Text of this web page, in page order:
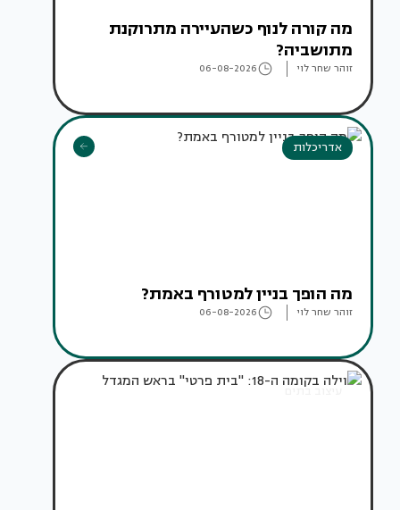
מה קורה לנוף כשהעיירה מתרוקנת
מתושביה?
זוהר שחר לוי 06-08-2026
אדריכלות
מה הופך בניין למטורף באמת?
זוהר שחר לוי 06-08-2026
עיצוב בתים